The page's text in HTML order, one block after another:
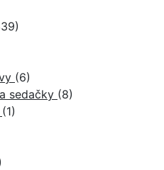
(6)
sedačky (8)
(1)